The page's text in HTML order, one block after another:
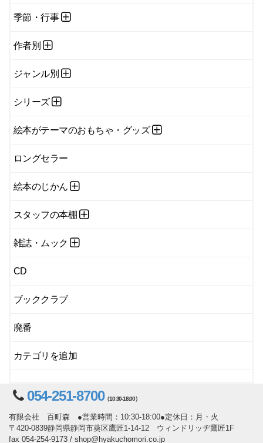
季節・行事
作者別
ジャンル別
シリーズ
絵本がテーマのおもちゃ・グッズ
ロングセラー
絵本のじかん
スタッフの本棚
雑誌・ムック
CD
ブッククラブ
廃番
カテゴリを追加
054-251-8700（10:30-18:00）
有限会社 百町森 ●営業時間：10:30-18:00●定休日：月・火
〒420-0839静岡県静岡市葵区鷹匠1-14-12 ウィンドリッヂ鷹匠1F
fax 054-254-9173 / shop@hyakuchomori.co.jp